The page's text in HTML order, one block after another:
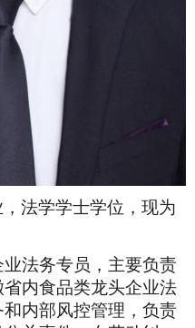
法学学士学位，现为
法务专员，主要负责
内食品类龙头企业法
内部风控管理，负责